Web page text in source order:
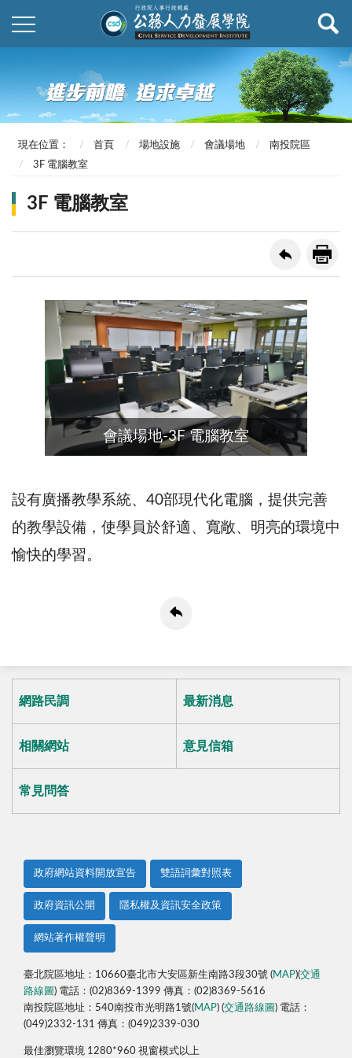
現在位置： 首頁 場地設施 會議場地
南投院區
3F 電腦教室
3F 電腦教室
會議場地-3F 電腦教室
設有廣播教學系統、40部現代化電腦，提供完善
的教學設備，使學員於舒適、寬敞、明亮的環境中
愉快的學習。
網路民調 最新消息
相關網站 意見信箱
常見問答
政府網站資料開放宣告 雙語詞彙對照表
政府資訊公開 隱私權及資訊安全政策
網站著作權聲明
臺北院區地址：10660臺北市大安區新生南路3段30號 (MAP)(交通
路線圖) 電話：(02)8369-1399 傳真：(02)8369-5616
南投院區地址：540南投市光明路1號(MAP) (交通路線圖) 電話：
(049)2332-131 傳真：(049)2339-030
最佳瀏覽環境 1280*960 視窗模式以上